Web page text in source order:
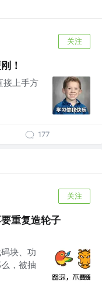
关注
！
接上手方
177
关注
重复造轮子
块、功
，被抽